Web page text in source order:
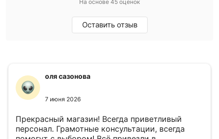
На основе 45 оценок
Оставить отзыв
оля сазонова
7 июня 2026
Прекрасный магазин! Всегда приветливый
персонал. Грамотные консультации, всегда